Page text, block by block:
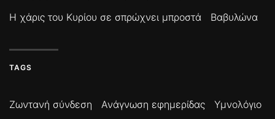
Η χάρις του Κυρίου σε σπρώχνει μπροστά
Βαβυλώνα
TAGS
Ζωντανή σύνδεση Ανάγνωση εφημερίδας
Υμνολόγιο